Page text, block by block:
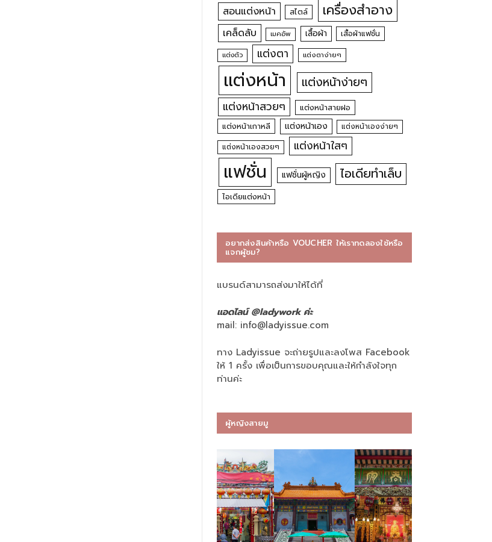
สอนแต่งหน้า สไตล์ เครื่องสำอาง
เคล็ดลับ เมคอัพ เสื้อผ้า เสื้อผ้าแฟชั่น
แต่งตัว แต่งตา แต่งตาง่ายๆ
แต่งหน้า แต่งหน้าง่ายๆ
แต่งหน้าสวยๆ
แต่งหน้าสายฝอ
แต่งหน้าเกาหลี
แต่งหน้าเอง
แต่งหน้าเองง่ายๆ
แต่งหน้าเองสวยๆ
แต่งหน้าใสๆ
แฟชั่น แฟชั่นผู้หญิง ไอเดียทำเล็บ
ไอเดียแต่งหน้า
อยากส่งสินค้าหรือ VOUCHER ให้เราทดลองใช้หรือ
แจกผู้ชม?
แบรนด์สามารถส่งมาให้ได้ที่
แอดไลน์ @ladywork ค่ะ
mail: info@ladyissue.com
ทาง Ladyissue จะถ่ายรูปและลงโพส Facebook
ให้ 1 ครั้ง เพื่อเป็นการขอบคุณและให้กำลังใจทุก
ท่านค่ะ
ผู้หญิงสายมู